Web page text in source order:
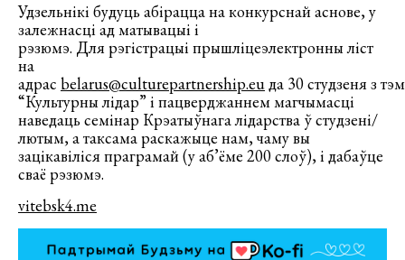
Удзельнікі будуць абірацца на конкурснай аснове, у
залежнасці ад матывацыі і
рэзюмэ. Для рэгістрацыі прышліцеэлектронны ліст
на
адрас belarus@culturepartnership.euда 30 студзеня з
“Культурны лідар” і пацверджаннем магчымасці
наведаць семінар Крэатыўнага лідарства ў студзені/
лютым, а таксама раскажыце нам, чаму вы
зацікавіліся праграмай (у аб’ёме 200 слоў), і дабаўце
сваё рэзюмэ.
vitebsk4.me